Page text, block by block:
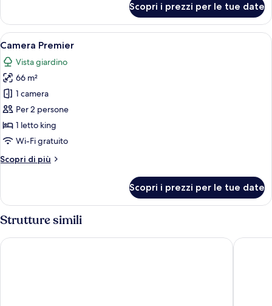
Superior
Scopri i prezzi per le tue date
Apri
tutte
le
foto
per
Camera
Premier
Camera Premier | Area soggiorno |
19
Camera Premier
Vista giardino
66 m²
1 camera
Per 2 persone
1 letto king
Wi-Fi gratuito
Scopri di più
Altri
Premier
Scopri i prezzi per le tue date
Strutture simili
Mber Co-Living Serviced Apartments Coliwoo